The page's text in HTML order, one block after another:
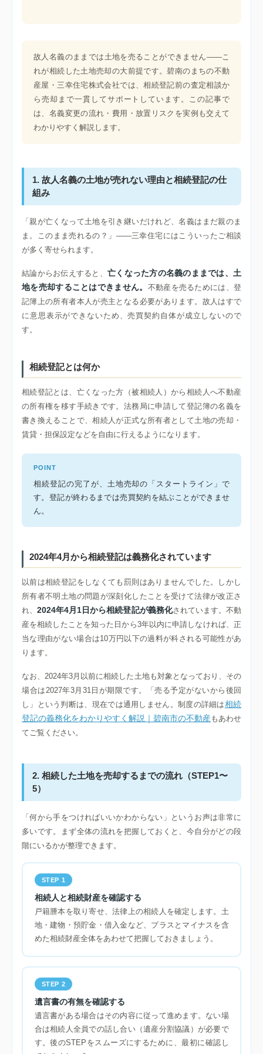
故人名義のままでは土地を売ることができません——こ
れが相続した土地売却の大前提です。碧南のまちの不動
産屋・三幸住宅株式会社では、相続登記前の査定相談か
ら売却まで一貫してサポートしています。この記事で
は、名義変更の流れ・費用・放置リスクを実例も交えて
わかりやすく解説します。
1. 故人名義の土地が売れない理由と相続登記の仕
組み
「親が亡くなって土地を引き継いだけれど、名義はまだ親のま
ま。このまま売れるの？」——三幸住宅にはこういったご相談
が多く寄せられます。
結論からお伝えすると、 亡くなった方の名義のままでは、土
地を売却することはできません。 不動産を売るためには、登
記簿上の所有者本人が売主となる必要があります。故人はすで
に意思表示ができないため、売買契約自体が成立しないので
す。
相続登記とは何か
相続登記とは、亡くなった方（被相続人）から相続人へ不動産
の所有権を移す手続きです。法務局に申請して登記簿の名義を
書き換えることで、相続人が正式な所有者として土地の売却・
賃貸・担保設定などを自由に行えるようになります。
POINT
相続登記の完了が、土地売却の「スタートライン」で
す。登記が終わるまでは売買契約を結ぶことができませ
ん。
2024年4月から相続登記は義務化されています
以前は相続登記をしなくても罰則はありませんでした。しかし
所有者不明土地の問題が深刻化したことを受けて法律が改正さ
れ、2024年4月1日から相続登記が義務化されています。不動
産を相続したことを知った日から3年以内に申請しなければ、正
当な理由がない場合は10万円以下の過料が科される可能性があ
ります。
なお、2024年3月以前に相続した土地も対象となっており、その
場合は2027年3月31日が期限です。「売る予定がないから後回
し」という判断は、現在では通用しません。制度の詳細は相続
登記の義務化をわかりやすく解説｜碧南市の不動産もあわせ
てご覧ください。
2. 相続した土地を売却するまでの流れ（STEP1〜
5）
「何から手をつければいいかわからない」というお声は非常に
多いです。まず全体の流れを把握しておくと、今自分がどの段
階にいるかが整理できます。
STEP 1
相続人と相続財産を確認する
戸籍謄本を取り寄せ、法律上の相続人を確定します。土
地・建物・預貯金・借入金など、プラスとマイナスを含
めた相続財産全体をあわせて把握しておきましょう。
STEP 2
遺言書の有無を確認する
遺言書がある場合はその内容に従って進めます。ない場
合は相続人全員での話し合い（遺産分割協議）が必要で
す。後のSTEPをスムーズにするために、最初に確認し